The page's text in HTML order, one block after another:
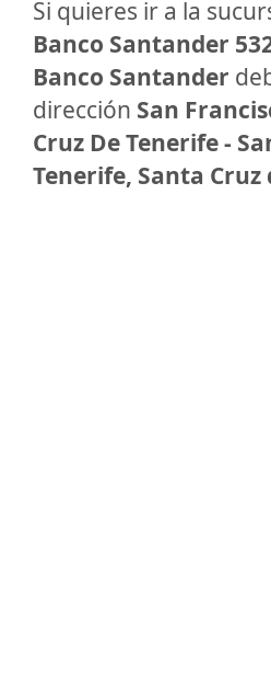
Si quieres ir a la
Banco Santander
Banco Santander
dirección San
Cruz De Tenerife -
Tenerife, Santa Cruz